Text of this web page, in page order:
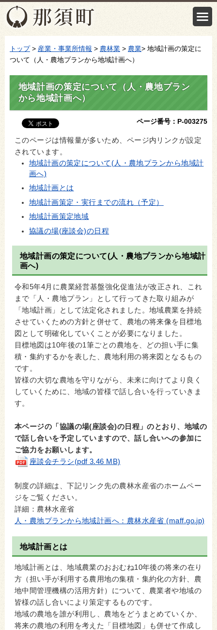
トップ> 産業・事業所情報 > 農林業 > 農業> 地域計画の策定に
ついて（人・農地プランから地域計画へ）
地域計画の策定について（人・農地プラン
から地域計画へ）
ページ番号：P-003275
このページは情報量が多いため、ページ内リンクが設定
されています。
地域計画の策定について(人・農地プランから地域計
画へ)
地域計画とは
地域計画策定・実行までの流れ（予定）
地域計画策定地域
協議の場(座談会)の日程
地域計画の策定について(人・農地プランから地域計
画へ)
令和5年4月に農業経営基盤強化促進法が改正され、これ
まで「人・農地プラン」として行ってきた取り組みが
「地域計画」として法定化されました。地域農業を持続
させていくための方針と併せて、農地の将来像を目標地
図として明確化していくことが必要になりました。
目標地図は10年後の1筆ごとの農地を、どの担い手に集
積・集約するかを表した、農地利用の将来図となるもの
です。
皆様の大切な農地を守りながら、未来に向けてより良く
していくために、地域の皆様で話し合いを行っていきま
す。
本ページの「協議の場(座談会)の日程」のとおり、地域の
で話し合いを予定していますので、話し合いへの参加に
ご協力をお願いします。
座談会チラシ(pdf 3.46 MB)
制度の詳細は、下記リンク先の農林水産省のホームペー
ジをご覧ください。
詳細：農林水産省
人・農地プランから地域計画へ：農林水産省 (maff.go.jp)
地域計画とは
地域計画とは、地域農業のおおむね10年後の将来の在り
方（担い手が利用する農用地の集積・集約化の方針、農
地中間管理機構の活用方針）について、農業者や地域の
皆様の話し合いにより策定するものです。
地域の農地を誰が利用し、農地をどうまとめていくか、
将来の農地の利用を考えた「目標地図」も併せて作成し